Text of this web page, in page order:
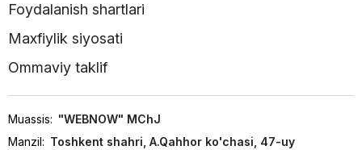
Foydalanish shartlari
Maxfiylik siyosati
Ommaviy taklif
Muassis: "WEBNOW" MChJ
Manzil: Toshkent shahri, A.Qahhor ko'chasi, 47-uy